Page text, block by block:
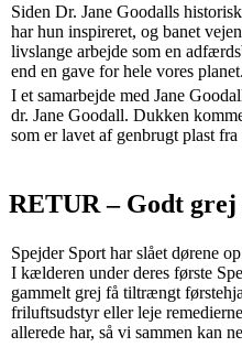
Siden Dr. Jane Goodalls
har hun inspireret, og banet
livslange arbejde som en
end en gave for hele vores planet.
I et samarbejde med Jane
dr. Jane Goodall. Dukken
som er lavet af genbrugt plast fra
RETUR – Godt
Spejder Sport har slået dørene
I kælderen under deres første
gammelt grej få tiltrængt
friluftsudstyr eller leje
allerede har, så vi sammen kan